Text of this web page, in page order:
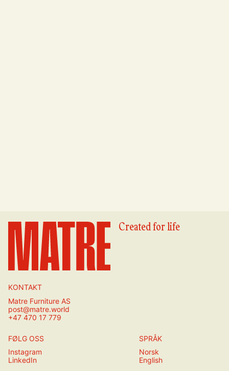
Created for life
KONTAKT
Matre Furniture AS
post@matre.world
+47 470 17 779
FØLG OSS
Instagram
LinkedIn
SPRÅK
Norsk
English